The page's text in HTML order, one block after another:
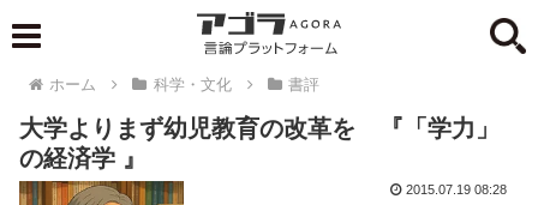
ホーム 科学・文化 書評
大学よりまず幼児教育の改革を 『「学力」
の経済学 』
2015.07.19 08:28